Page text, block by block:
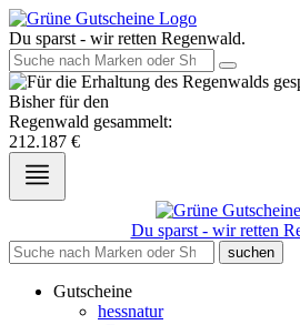
Du sparst - wir retten Regenwald.
Bisher für den
Regenwald gesammelt:
212.187 €
Du sparst - wir retten
suchen
Gutscheine
hessnatur